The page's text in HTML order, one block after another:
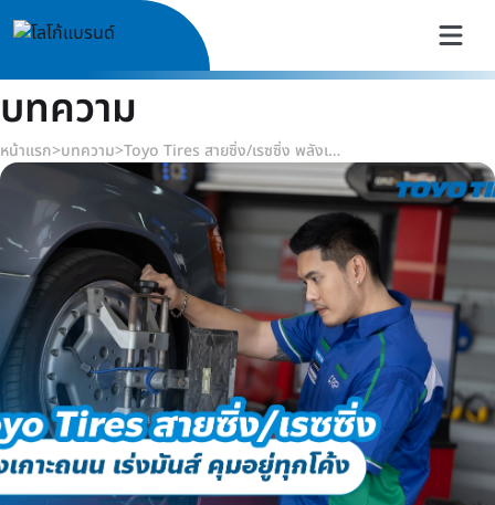
บทความ
หน้าแรก>บทความ> Toyo Tires สายซิ่ง/เรซซิ่ง พลังเกาะถนน เร่งมันส์ คุมอยู่ทุกโค้ง